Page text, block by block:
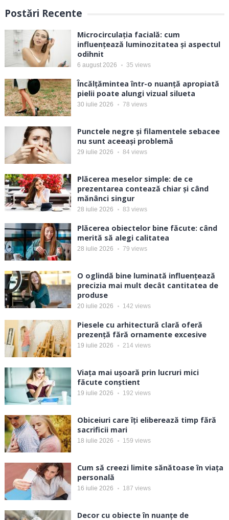
Postări Recente
Microcirculația facială: cum
influențează luminozitatea și aspectul
odihnit
6 august 2026 35 views
Încălțămintea într-o nuanță apropiată
pielii poate alungi vizual silueta
30 iulie 2026 78 views
Punctele negre și filamentele sebacee
nu sunt aceeași problemă
29 iulie 2026 84 views
Plăcerea meselor simple: de ce
prezentarea contează chiar și când
mănânci singur
28 iulie 2026 83 views
Plăcerea obiectelor bine făcute: când
merită să alegi calitatea
28 iulie 2026 79 views
O oglindă bine luminată influențează
precizia mai mult decât cantitatea de
produse
20 iulie 2026 142 views
Piesele cu arhitectură clară oferă
prezență fără ornamente excesive
19 iulie 2026 214 views
Viața mai ușoară prin lucruri mici
făcute conștient
19 iulie 2026 192 views
Obiceiuri care îți eliberează timp fără
sacrificii mari
18 iulie 2026 159 views
Cum să creezi limite sănătoase în viața
personală
16 iulie 2026 187 views
Decor cu obiecte în nuanțe de